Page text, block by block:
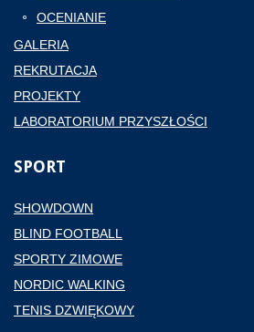
OCENIANIE
GALERIA
REKRUTACJA
PROJEKTY
LABORATORIUM PRZYSZŁOŚCI
SPORT
SHOWDOWN
BLIND FOOTBALL
SPORTY ZIMOWE
NORDIC WALKING
TENIS DZWIĘKOWY